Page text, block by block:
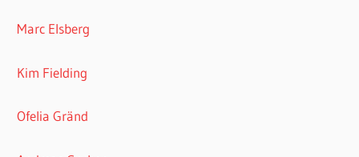
Marc Elsberg
Kim Fielding
Ofelia Gränd